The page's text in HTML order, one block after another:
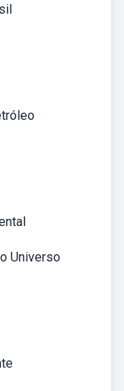
Universo